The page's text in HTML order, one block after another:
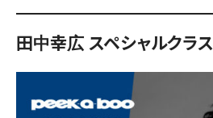
田中幸広 スペシャルクラス